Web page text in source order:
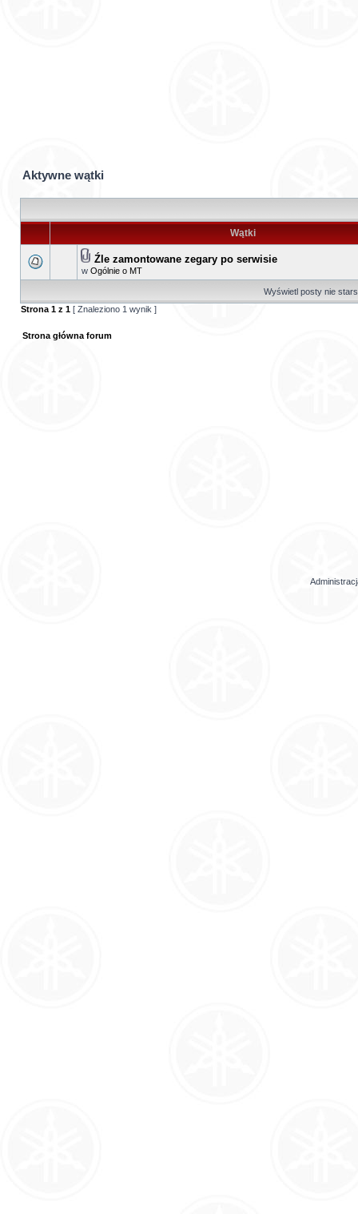
Aktywne wątki
Wątki
Źle zamontowane zegary po serwisie
w Ogólnie o MT
Wyświetl posty nie
Strona 1 z 1 [ Znaleziono 1 wynik ]
Strona główna forum